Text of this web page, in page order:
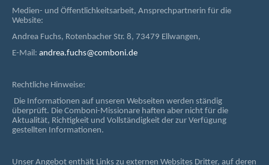
Medien- und Öffentlichkeitsarbeit, Ansprechpartnerin für die
Website:
Andrea Fuchs, Rotenbacher Str. 8, 73479 Ellwangen,
E-Mail: andrea.fuchs@comboni.de
Rechtliche Hinweise:
Die Informationen auf unseren Webseiten werden ständig
überprüft. Die Comboni-Missionare haften aber nicht für die
Aktualität, Richtigkeit und Vollständigkeit der zur Verfügung
gestellten Informationen.
Unser Angebot enthält Links zu externen Websites Dritter, auf deren